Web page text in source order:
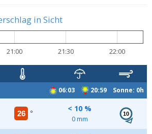
in Sicht
21:00 21:30 22:00
06:03 20:59 Sonne: 0h
26 °
< 10 %
0 mm
10